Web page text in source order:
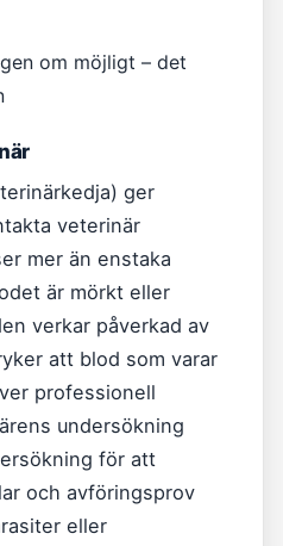
om möjligt – det
ger
veterinär
mer än enstaka
är mörkt eller
verkar påverkad av
att blod som varar
professionell
undersökning
för att
och avföringsprov
eller